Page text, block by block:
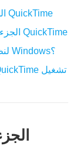
الجزء 1. كيفية إنشاء فيديو بطيء الحركة في QuickTime
الجزء 2. كيفية تعطيل وظيفة الحركة البطيئة في QuickTime
الجزء 3. هل يوجد QuickTime لنظام التشغيل Windows؟